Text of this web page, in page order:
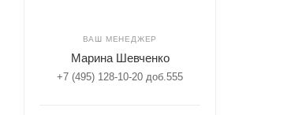
ВАШ МЕНЕДЖЕР
Марина Шевченко
+7 (495) 128-10-20 доб.555